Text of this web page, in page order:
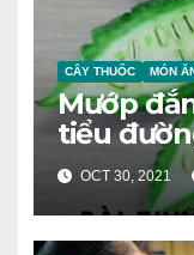
CÂY THUỐC MÓN
Mướp
tiểu
OCT 30, 2021